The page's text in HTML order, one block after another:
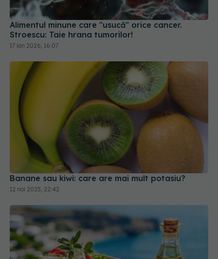
Alimentul minune care "usucă" orice cancer.
Stroescu: Taie hrana tumorilor!
17 ian 2026, 16:07
Banane sau kiwi: care are mai mult potasiu?
12 noi 2025, 22:42